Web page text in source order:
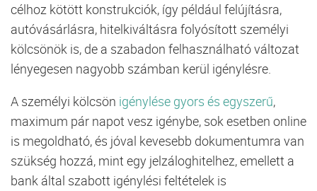
célhoz kötött konstrukciók, így például felújításra,
autóvásárlásra, hitelkiváltásra folyósított személyi
kölcsönök is, de a szabadon felhasználható változat
lényegesen nagyobb számban kerül igénylésre.
A személyi kölcsön igénylése gyors és egyszerű,
maximum pár napot vesz igénybe, sok esetben online
is megoldható, és jóval kevesebb dokumentumra van
szükség hozzá, mint egy jelzáloghitelhez, emellett a
bank által szabott igénylési feltételek is